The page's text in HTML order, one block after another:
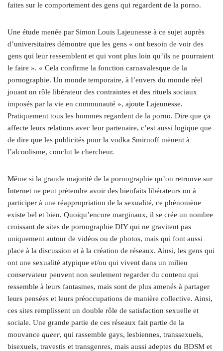
faites sur le comportement des gens qui regardent de la porno.
Une étude menée par Simon Louis Lajeunesse à ce sujet auprès
d’universitaires démontre que les gens « ont besoin de voir des
gens qui leur ressemblent et qui vont plus loin qu’ils ne pourraient
le faire ». « Cela confirme la fonction carnavalesque de la
pornographie. Un monde temporaire, à l’envers du monde réel
jouant un rôle libérateur des contraintes et des rituels sociaux
imposés par la vie en communauté », ajoute Lajeunesse.
Pratiquement tous les hommes regardent de la porno. Dire que ça
affecte leurs relations avec leur partenaire, c’est aussi logique que
de dire que les publicités pour la vodka Smirnoff mènent à
l’alcoolisme, conclut le chercheur.
Même si la grande majorité de la pornographie qu’on retrouve sur
Internet ne peut prétendre avoir des bienfaits libérateurs ou à
participer à une réappropriation de la sexualité, ce phénomène
existe bel et bien. Quoiqu’encore marginaux, il se crée un nombre
croissant de sites de pornographie DIY qui ne gravitent pas
uniquement autour de vidéos ou de photos, mais qui font aussi
place à la discussion et à la création de réseaux. Ainsi, les gens qui
ont une sexualité atypique et/ou qui vivent dans un milieu
conservateur peuvent non seulement regarder du contenu qui
ressemble à leurs fantasmes, mais sont de plus amenés à partager
leurs pensées et leurs préoccupations de manière collective. Ainsi,
ces sites remplissent un double rôle de satisfaction sexuelle et
sociale. Une grande partie de ces réseaux fait partie de la
mouvance queer, qui rassemble gays, lesbiennes, transsexuels,
bisexuels, travestis et transgenres, mais aussi adeptes du BDSM et